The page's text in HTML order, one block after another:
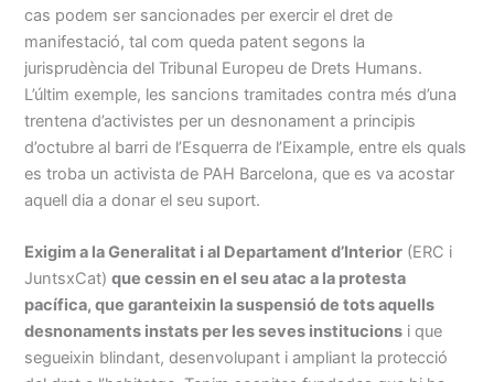
cas podem ser sancionades per exercir el dret de
manifestació, tal com queda patent segons la
jurisprudència del Tribunal Europeu de Drets Humans.
L’últim exemple, les sancions tramitades contra més d’una
trentena d’activistes per un desnonament a principis
d’octubre al barri de l’Esquerra de l’Eixample, entre els quals
es troba un activista de PAH Barcelona, que es va acostar
aquell dia a donar el seu suport.
Exigim a la Generalitat i al Departament d’Interior (ERC i
JuntsxCat)que cessin en el seu atac a la protesta
pacífica, que garanteixin la suspensió de tots aquells
desnonaments instats per les seves institucions i que
segueixin blindant, desenvolupant i ampliant la protecció